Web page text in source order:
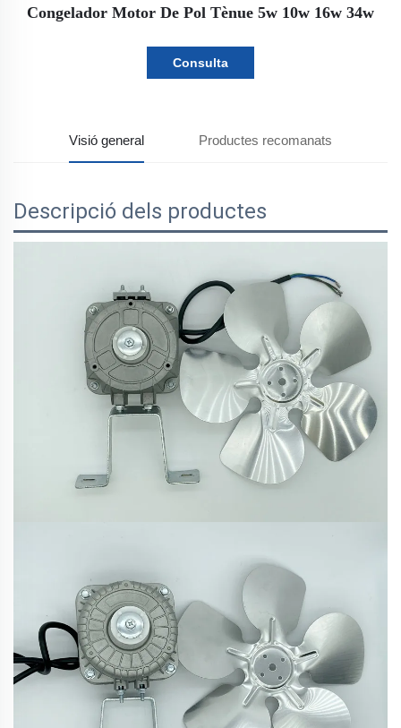
Congelador Motor De Pol Tènue 5w 10w 16w 34w
Consulta
Visió general Productes recomanats
Descripció dels productes